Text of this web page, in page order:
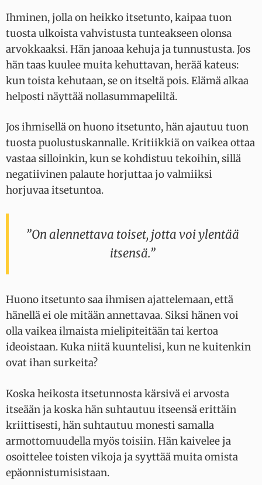
Ihminen, jolla on heikko itsetunto, kaipaa tuon
tuosta ulkoista vahvistusta tunteakseen olonsa
arvokkaaksi. Hän janoaa kehuja ja tunnustusta. Jos
hän taas kuulee muita kehuttavan, herää kateus:
kun toista kehutaan, se on itseltä pois. Elämä alkaa
helposti näyttää nollasummapeliltä.
Jos ihmisellä on huono itsetunto, hän ajautuu tuon
tuosta puolustuskannalle. Kritiikkiä on vaikea ottaa
vastaa silloinkin, kun se kohdistuu tekoihin, sillä
negatiivinen palaute horjuttaa jo valmiiksi
horjuvaa itsetuntoa.
”On alennettava toiset, jotta voi ylentää
itsensä.”
Huono itsetunto saa ihmisen ajattelemaan, että
hänellä ei ole mitään annettavaa. Siksi hänen voi
olla vaikea ilmaista mielipiteitään tai kertoa
ideoistaan. Kuka niitä kuuntelisi, kun ne kuitenkin
ovat ihan surkeita?
Koska heikosta itsetunnosta kärsivä ei arvosta
itseään ja koska hän suhtautuu itseensä erittäin
kriittisesti, hän suhtautuu monesti samalla
armottomuudella myös toisiin. Hän kaivelee ja
osoittelee toisten vikoja ja syyttää muita omista
epäonnistumisistaan.